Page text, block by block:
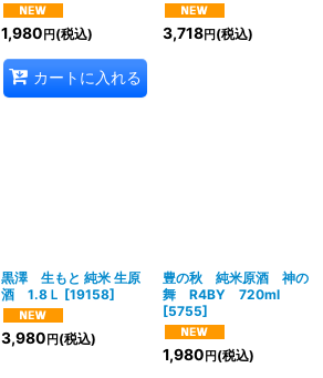
1,980 円(税込)
カートに入れる
3,718円(税込)
黒澤 生もと 純米 生原
酒 1.8Ｌ [19158]
3,980 円(税込)
豊の秋 純米原酒 神の
舞 R4BY 720ml
[5755]
1,980 円(税込)